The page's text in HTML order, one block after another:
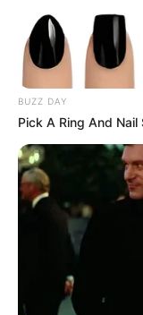
Mantra-
gsplan für
15.10.2026
directed by
Fürth
31.10.2026
06.11.2026
altungsplan
07.11.2026
altungsplan
BUZZ DAY
Pick A Ring And